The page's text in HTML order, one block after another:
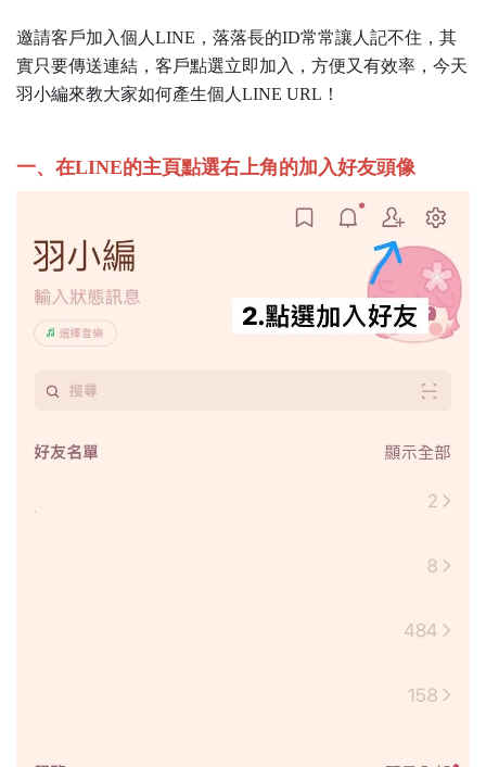
邀請客戶加入個人LINE，落落長的ID常常讓人記不住，其
實只要傳送連結，客戶點選立即加入，方便又有效率，今天
羽小編來教大家如何產生個人LINE URL！
一、在LINE的主頁點選右上角的加入好友頭像